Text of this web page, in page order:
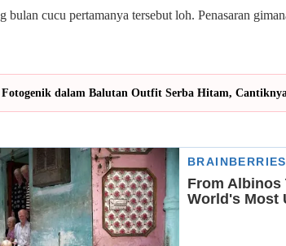
bulan cucu pertamanya tersebut loh. Penasaran
dalam Balutan Outfit Serba Hitam,